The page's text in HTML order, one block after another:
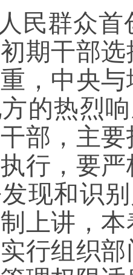
民群众
期干部
，中央
的热烈
部，主
行，要
现和识
上讲，
行组织